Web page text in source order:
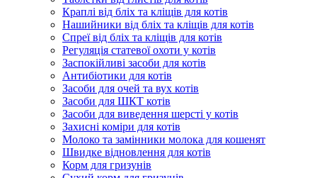
Краплі від бліх та кліщів для котів
Нашийники від бліх та кліщів для котів
Спреї від бліх та кліщів для котів
Регуляція статевої охоти у котів
Заспокійливі засоби для котів
Антибіотики для котів
Засоби для очей та вух котів
Засоби для ШКТ котів
Засоби для виведення шерсті у котів
Захисні коміри для котів
Молоко та замінники молока для кошенят
Швидке відновлення для котів
Корм для гризунів